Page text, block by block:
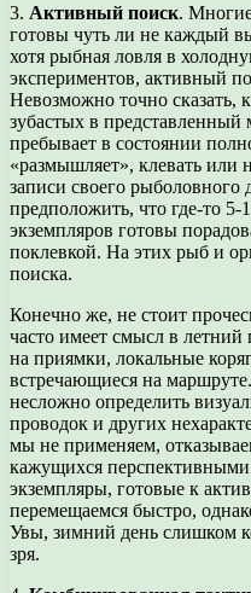
3. Активный поиск. Многие
готовы чуть ли не каждый
хотя рыбная ловля в
экспериментов, активный
Невозможно точно сказать,
зубастых в представленный
пребывает в состоянии
«размышляет», клевать или
записи своего рыболовного
предположить, что где-то 5-
экземпляров готовы
поклевкой. На этих рыб и
поиска.
Конечно же, не стоит
часто имеет смысл в
на приямки, локальные
встречающиеся на
несложно определить
проводок и других
мы не применяем,
кажущихся
экземпляры, готовые к
перемещаемся быстро,
Увы, зимний день слишком
зря.